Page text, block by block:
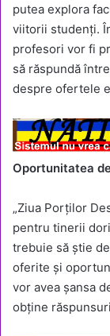
putea explora
viitorii studenți.
profesori vor fi
să răspundă
despre ofertele
Oportunitatea
„Ziua Porților
pentru tinerii
trebuie să știe
oferite și
vor avea șansa
obține